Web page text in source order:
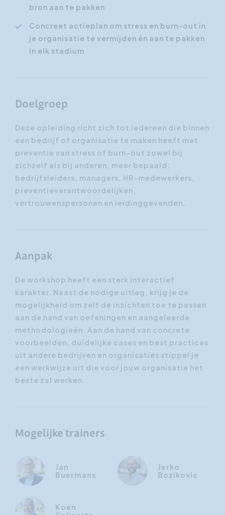
bron aan te pakken
Concreet actieplan om stress en burn-out in
je organisatie te vermijden én aan te pakken
in elk stadium
Doelgroep
Deze opleiding richt zich tot iedereen die binnen
een bedrijf of organisatie te maken heeft met
preventie van stress of burn-out zowel bij
zichzelf als bij anderen, meer bepaald:
bedrijfsleiders, managers, HR-medewerkers,
preventieverantwoordelijken,
vertrouwenspersonen en leidinggevenden.
Aanpak
De workshop heeft een sterk interactief
karakter. Naast de nodige uitleg, krijg je de
mogelijkheid om zelf de inzichten toe te passen
aan de hand van oefeningen en aangeleerde
methodologieën. Aan de hand van concrete
voorbeelden, duidelijke cases en best practices
uit andere bedrijven en organisaties stippel je
een werkwijze uit die voor jouw organisatie het
beste zal werken.
Mogelijke trainers
Jan
Buermans
Jerko
Bozikovic
Koen